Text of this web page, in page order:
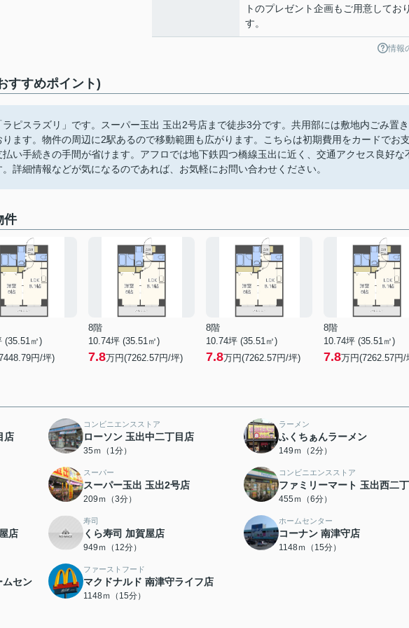
トのプレゼント企画もご用意してお
す。
情報
すすめポイント)
ピスラズリ」です。スーパー玉出 玉出2号店まで徒歩3分です。共用部には敷地内ごみ置き
ます。物件の周辺に2駅あるので移動範囲も広がります。こちらは初期費用をカードでお支
い手続きの手間が省けます。アフロでは地下鉄四つ橋線玉出に近く、交通アクセス良好な
詳細情報などが気になるのであれば、お気軽にお問い合わせください。
件
(35.51㎡)
円/坪)
8階
10.74坪 (35.51㎡)
7.8万円(7262.57円/坪)
8階
10.74坪 (35.51㎡)
7.8万円(7262.57円/坪)
8階
10.74坪 (35.51㎡)
7.8万円(7262.57円/
店
コンビニエンスストア
ローソン 玉出中二丁目店
35ｍ（1分）
ラーメン
ふくちぁんラーメン
149ｍ（2分）
スーパー
スーパー玉出 玉出2号店
209ｍ（3分）
コンビニエンスストア
ファミリーマート 玉出西二
455ｍ（6分）
店
寿司
くら寿司 加賀屋店
949ｍ（12分）
ホームセンター
コーナン 南津守店
1148ｍ（15分）
ムセン
ファーストフード
マクドナルド 南津守ライフ店
1148ｍ（15分）